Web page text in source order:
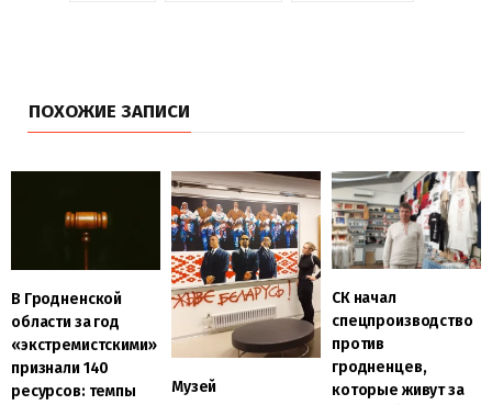
ПОХОЖИЕ ЗАПИСИ
В Гродненской
области за год
«экстремистскими»
признали 140
ресурсов: темпы
Музей
CК начал
спецпроизводство
против
гродненцев,
которые живут за